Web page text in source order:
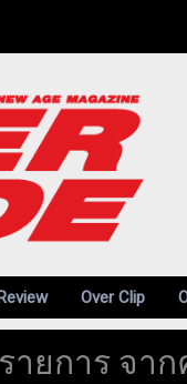
Over Clip
การ จากคำว่